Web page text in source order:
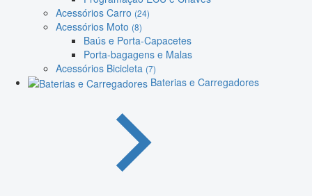
Acessórios Carro (24)
Acessórios Moto (8)
Baús e Porta-Capacetes
Porta-bagagens e Malas
Acessórios Bicicleta (7)
Baterias e Carregadores